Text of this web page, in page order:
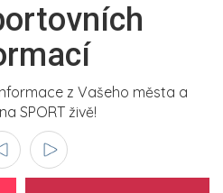
z Vašeho města a
SPORT živě!